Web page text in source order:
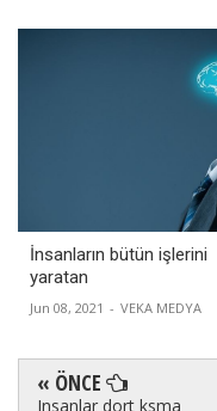
İnsanların bütün işlerini
yaratan
Jun 08, 2021 - VEKA MEDYA
« ÖNCE
Insanlar dort ksma